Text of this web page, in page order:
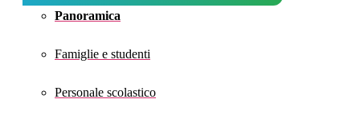
Panoramica
Famiglie e studenti
Personale scolastico